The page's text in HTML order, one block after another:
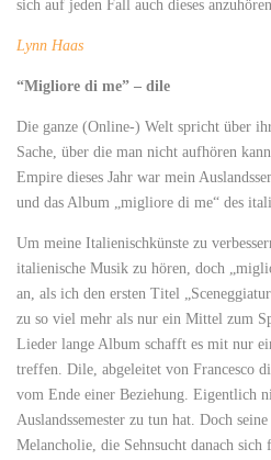
sich auf jeden Fall auch dieses
Lynn Haas
“Migliore di me” – dile
Die ganze (Online-) Welt spricht über
Sache, über die man nicht aufhören
Empire dieses Jahr war mein
und das Album „migliore di me“ des
Um meine Italienischkünste zu
italienische Musik zu hören, doch
an, als ich den ersten Titel
zu so viel mehr als nur ein Mittel zum
Lieder lange Album schafft es mit nur
treffen. Dile, abgeleitet von Francesco
vom Ende einer Beziehung. Eigentlich
Auslandssemester zu tun hat. Doch
Melancholie, die Sehnsucht danach